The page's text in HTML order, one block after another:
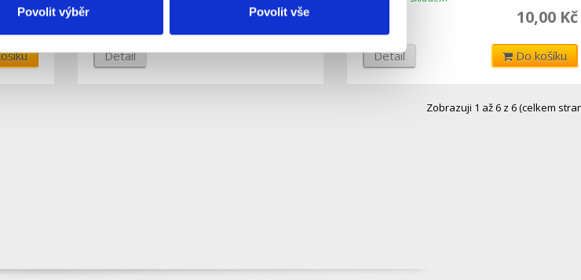
Povolit výběr Povolit vše
159 Kč 149 Kč
Detail
10,00 Kč
Detail Do košíku
Zobrazuji 1 až 6 z 6 (celkem